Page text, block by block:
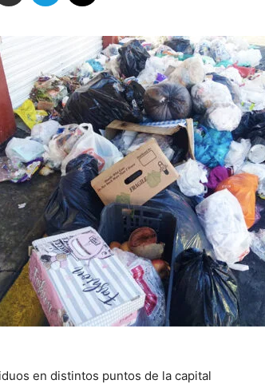
en distintos puntos de la capital